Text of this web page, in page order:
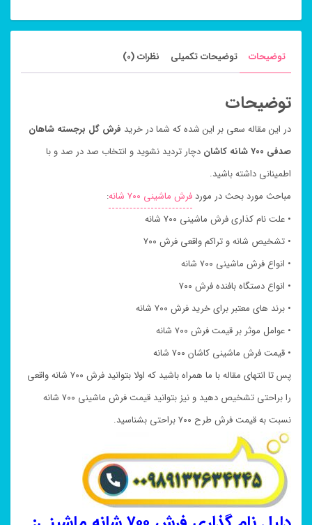
توضیحات توضیحات تکمیلی نظرات (0)
توضیحات
در این مقاله سعی بر این شده که شما در خرید فرش گل برجسته شاهان
صدفی ۷۰۰ شانه کاشان
دچار تردید نشوید و انتخاب صد در صد و با
اطمینانی داشته باشید.
مباحث مورد بحث در موردفرش ماشینی ۷۰۰ شانه
:
• علت نام کذاری فرش ماشینی ۷۰۰ شانه
• تشخیص شانه و تراکم واقعی فرش ۷۰۰
• انواع فرش ماشینی ۷۰۰ شانه
• انواع دستگاه بافنده فرش ۷۰۰
• برند های معتبر برای خرید فرش ۷۰۰ شانه
• عوامل موثر بر قیمت فرش ۷۰۰ شانه
• قیمت فرش ماشینی کاشان ۷۰۰ شانه
پس تا انتهای مقاله با ما همراه باشید که اولا بتوانید فرش ۷۰۰ شانه واقعی
را براحتی تشخیص دهید و نیز بتوانید قیمت فرش ماشینی ۷۰۰ شانه
نسبت به قیمت فرش طرح ۷۰۰ براحتی بشناسید.